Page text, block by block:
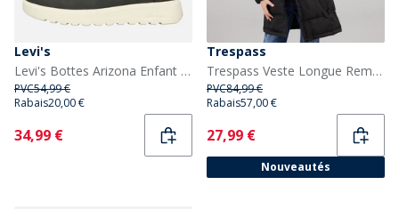
Levi's
Levi's Bottes Arizona Enfant Noir 0003
PVC54,99 €
Rabais20,00 €
Current
34,99 €
Trespass
Trespass Veste Longue Rembourrée à Capuche Imperméable Tiffy Fille Noir
PVC84,99 €
Rabais57,00 €
Current
27,99 €
Nouveautés